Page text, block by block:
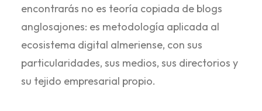
encontrarás no es teoría copiada de blogs
anglosajones: es metodología aplicada al
ecosistema digital almeriense, con sus
particularidades, sus medios, sus directorios y
su tejido empresarial propio.